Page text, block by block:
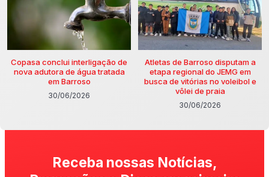
Copasa conclui interligação de
nova adutora de água tratada
em Barroso
30/06/2026
Atletas de Barroso disputam a
etapa regional do JEMG em
busca de vitórias no voleibol e
vôlei de praia
30/06/2026
Receba nossas Notícias,